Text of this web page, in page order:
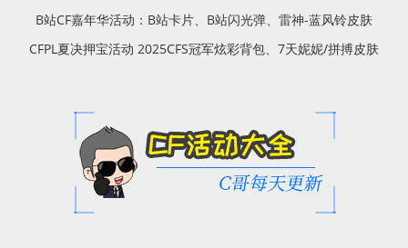
B站CF嘉年华活动：B站卡片、B站闪光弹、雷神-蓝风铃皮肤
CFPL夏决押宝活动 2025CFS冠军炫彩背包、7天妮妮/拼搏皮肤